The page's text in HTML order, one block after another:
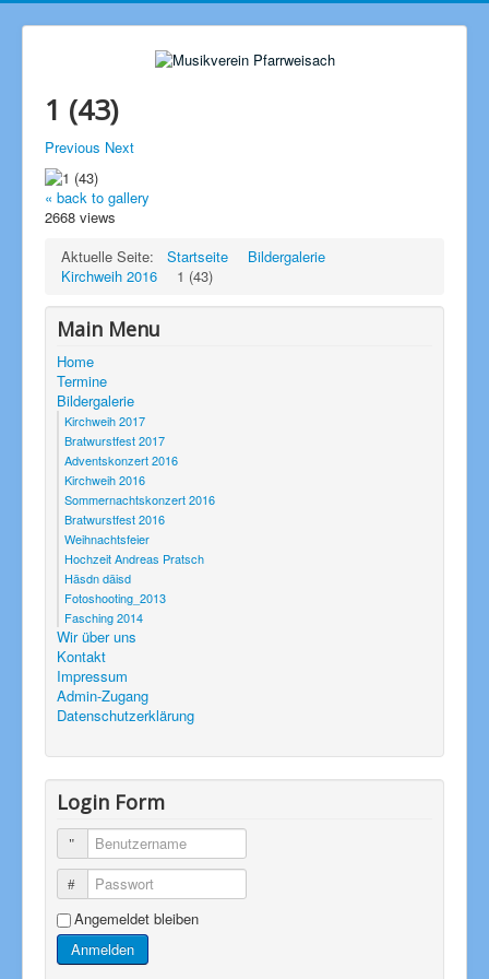
1 (43)
Previous Next
« back to gallery
2668 views
Aktuelle Seite:
Startseite
Bildergalerie
Kirchweih 2016
1 (43)
Main Menu
Home
Termine
Bildergalerie
Kirchweih 2017
Bratwurstfest 2017
Adventskonzert 2016
Kirchweih 2016
Sommernachtskonzert 2016
Bratwurstfest 2016
Weihnachtsfeier
Hochzeit Andreas Pratsch
Häsdn däisd
Fotoshooting_2013
Fasching 2014
Wir über uns
Kontakt
Impressum
Admin-Zugang
Datenschutzerklärung
Login Form
Benutzername
Passwort
Angemeldet bleiben
Anmelden